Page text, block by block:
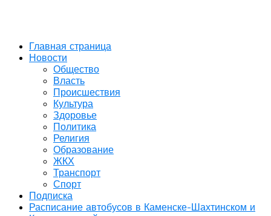
Главная страница
Новости
Общество
Власть
Происшествия
Культура
Здоровье
Политика
Религия
Образование
ЖКХ
Транспорт
Спорт
Подписка
Расписание автобусов в Каменске-Шахтинском и